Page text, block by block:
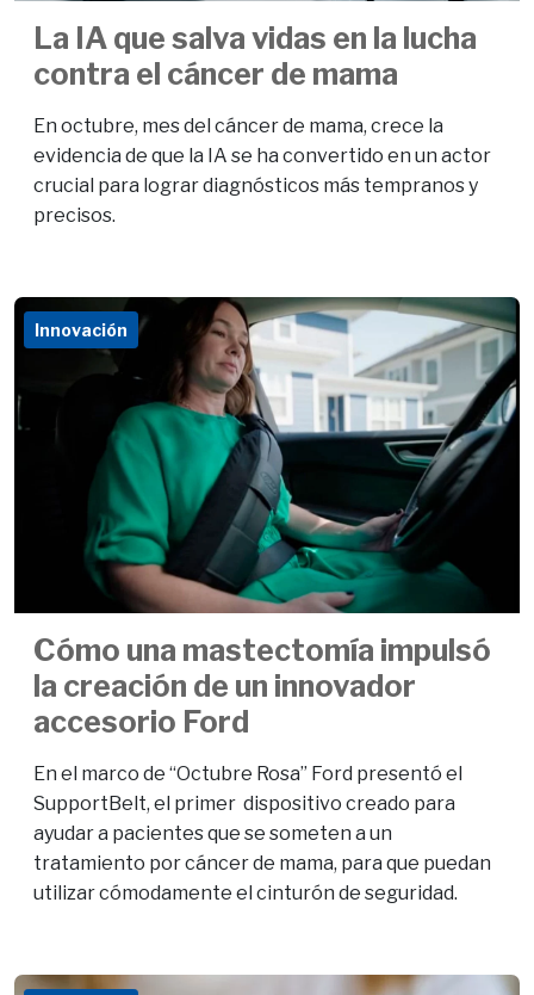
La IA que salva vidas en la lucha
contra el cáncer de mama
En octubre, mes del cáncer de mama, crece la
evidencia de que la IA se ha convertido en un actor
crucial para lograr diagnósticos más tempranos y
precisos.
Innovación
Cómo una mastectomía impulsó
la creación de un innovador
accesorio Ford
En el marco de “Octubre Rosa” Ford presentó el
SupportBelt, el primer dispositivo creado para
ayudar a pacientes que se someten a un
tratamiento por cáncer de mama, para que puedan
utilizar cómodamente el cinturón de seguridad.